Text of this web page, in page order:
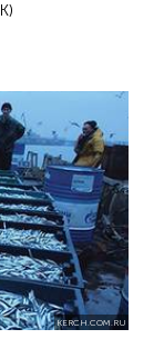
KERCH.COM.RU